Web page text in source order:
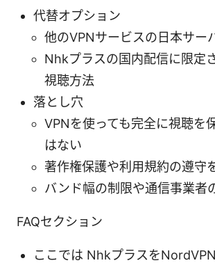
代替オプション
他のVPNサービスの日本サー
Nhkプラスの国内配信に限定
視聴方法
落とし穴
VPNを使っても完全に視聴を
はない
著作権保護や利用規約の遵守
バンド幅の制限や通信事業者
FAQセクション
ここでは Nhkプラスを